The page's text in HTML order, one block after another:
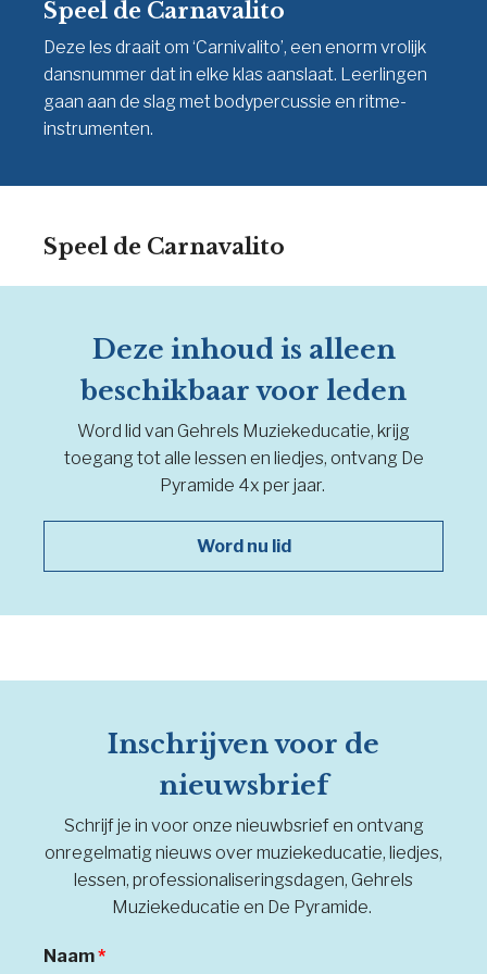
Speel de Carnavalito
Deze les draait om ‘Carnivalito’, een enorm vrolijk
dansnummer dat in elke klas aanslaat. Leerlingen
gaan aan de slag met bodypercussie en ritme-
instrumenten.
Speel de Carnavalito
Deze inhoud is alleen
beschikbaar voor leden
Word lid van Gehrels Muziekeducatie, krijg
toegang tot alle lessen en liedjes, ontvang De
Pyramide 4x per jaar.
Word nu lid
Inschrijven voor de
nieuwsbrief
Schrijf je in voor onze nieuwbsrief en ontvang
onregelmatig nieuws over muziekeducatie, liedjes,
lessen, professionaliseringsdagen, Gehrels
Muziekeducatie en De Pyramide.
Naam*